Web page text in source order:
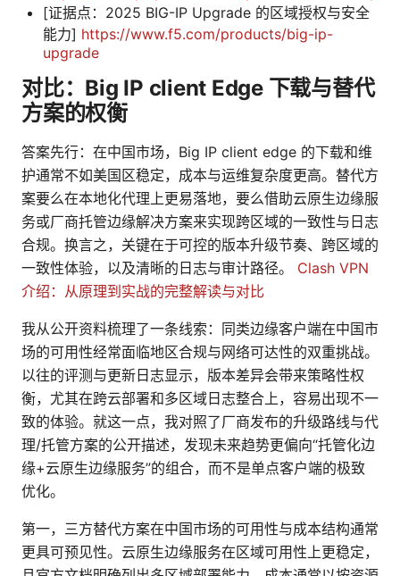
[证据点：2025 BIG-IP Upgrade 的区域授权与安全
能力] https://www.f5.com/products/big-ip-
upgrade
对比：Big IP client Edge 下载与替代
方案的权衡
答案先行：在中国市场，Big IP client edge 的下载和维
护通常不如美国区稳定，成本与运维复杂度更高。替代方
案要么在本地化代理上更易落地，要么借助云原生边缘服
务或厂商托管边缘解决方案来实现跨区域的一致性与日志
合规。换言之，关键在于可控的版本升级节奏、跨区域的
一致性体验，以及清晰的日志与审计路径。 Clash VPN
介绍：从原理到实战的完整解读与对比
我从公开资料梳理了一条线索：同类边缘客户端在中国市
场的可用性经常面临地区合规与网络可达性的双重挑战。
以往的评测与更新日志显示，版本差异会带来策略性权
衡，尤其在跨云部署和多区域日志整合上，容易出现不一
致的体验。就这一点，我对照了厂商发布的升级路线与代
理/托管方案的公开描述，发现未来趋势更偏向“托管化边
缘+云原生边缘服务”的组合，而不是单点客户端的极致
优化。
第一，三方替代方案在中国市场的可用性与成本结构通常
更具可预见性。云原生边缘服务在区域可用性上更稳定，